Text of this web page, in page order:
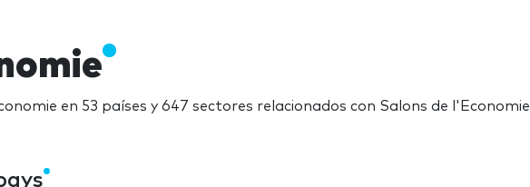
en 53 países y 647 sectores relacionados con Salons de l'Economie